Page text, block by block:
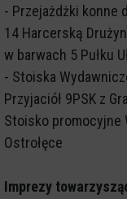
- Przejażdżki konne
14 Harcerską
w barwach 5 Pułku
- Stoiska
Przyjaciół 9PSK z
Stoisko promocyjne
Ostrołęce
Imprezy